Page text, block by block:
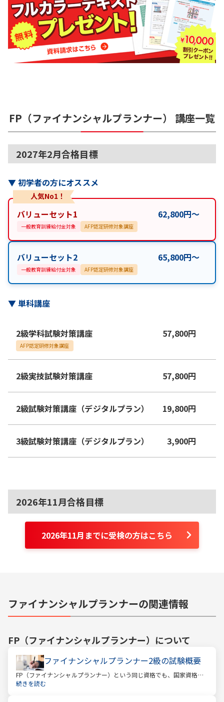
FP（ファイナンシャルプランナー） 講座一覧
2027年2月合格目標
▼初学者の方にオススメ
人気No1！
バリューセット1 62,800円〜
一般教育訓練給付金対象 AFP認定研修対象講座
バリューセット2 65,800円〜
一般教育訓練給付金対象 AFP認定研修対象講座
▼単科講座
2級学科試験対策講座 57,800円
AFP認定研修対象講座
2級実技試験対策講座 57,800円
2級試験対策講座（デジタルプラン） 19,800円
3級試験対策講座（デジタルプラン） 3,900円
2026年11月合格目標
2026年11月までに受検の方はこちら
ファイナンシャルプランナーの関連情報
FP（ファイナンシャルプランナー） について
ファイナンシャルプランナー2級の試験概要
FP（ファイナンシャルプランナー）という同じ資格でも、国家資格と
民間資格の2種類にわかれています。
続きを読む